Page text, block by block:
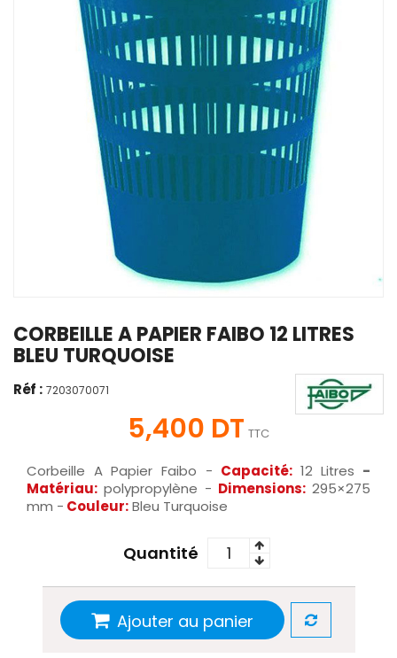
CORBEILLE A PAPIER FAIBO 12 LITRES
BLEU TURQUOISE
Réf : 7203070071
5,400 DT TTC
Corbeille A Papier Faibo - Capacité: 12 Litres -
Matériau: polypropylène - Dimensions: 295×275
mm - Couleur:Bleu Turquoise
Quantité
Ajouter au panier